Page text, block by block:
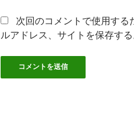
次回のコメントで使用する
ルアドレス、サイトを保存する